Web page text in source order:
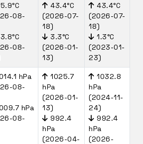
08-
08-
43.4°C
(2026-07-
18)
3.3°C
(2026-01-
13)
43.4°C
(2026-07-
18)
1.3°C
(2023-01-
23)
hPa
08-
hPa
08-
1025.7
hPa
(2026-01-
13)
992.4
hPa
(2026-04-
1032.8
hPa
(2024-11-
24)
992.4
hPa
(2026-